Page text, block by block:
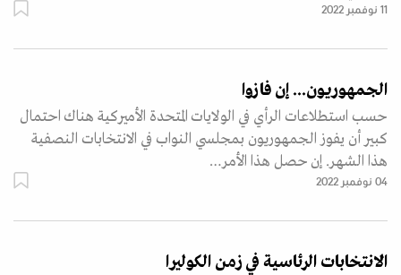
11 نوفمبر 2022
الجمهوريون... إن فازوا
حسب استطلاعات الرأي في الولايات المتحدة الأميركية هناك احتمال
كبير أن يفوز الجمهوريون بمجلسي النواب في الانتخابات النصفية
هذا الشهر. إن حصل هذا الأمر…
04 نوفمبر 2022
الانتخابات الرئاسية في زمن الكوليرا